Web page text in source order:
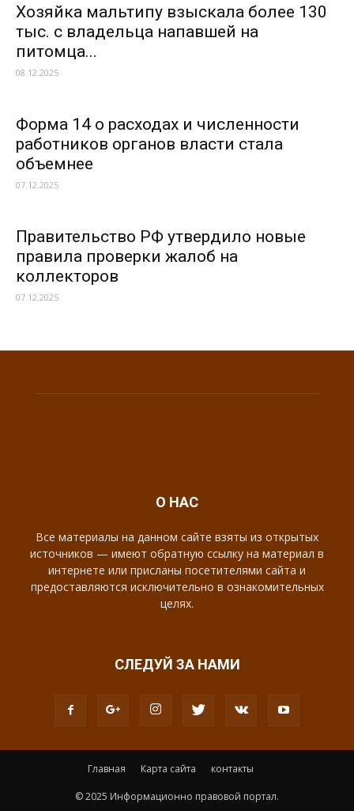
Хозяйка мальтипу взыскала более 130
тыс. с владельца напавшей на
питомца...
08.12.2025
Форма 14 о расходах и численности
работников органов власти стала
объемнее
07.12.2025
Правительство РФ утвердило новые
правила проверки жалоб на
коллекторов
07.12.2025
О НАС
Все материалы на данном сайте взяты из открытых
источников — имеют обратную ссылку на материал в
интернете или присланы посетителями сайта и
предоставляются исключительно в ознакомительных
целях.
СЛЕДУЙ ЗА НАМИ
Главная Карта сайта контакты
© 2025 Информационно правовой портал.